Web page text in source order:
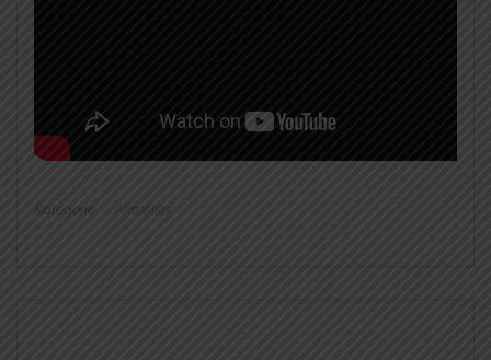
Kategorie Aktuelles